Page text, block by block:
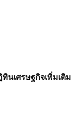
นเศรษฐกิจเพิ่มเติม